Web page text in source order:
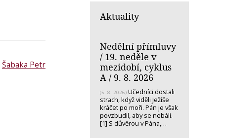
Šabaka Petr
Aktuality
Nedělní přímluvy
/ 19. neděle v
mezidobí, cyklus
A / 9. 8. 2026
(5. 8. 2026) Učedníci dostali
strach, když viděli Ježíše
kráčet po moři. Pán je však
povzbudil, aby se nebáli.
[1] S důvěrou v Pána,…